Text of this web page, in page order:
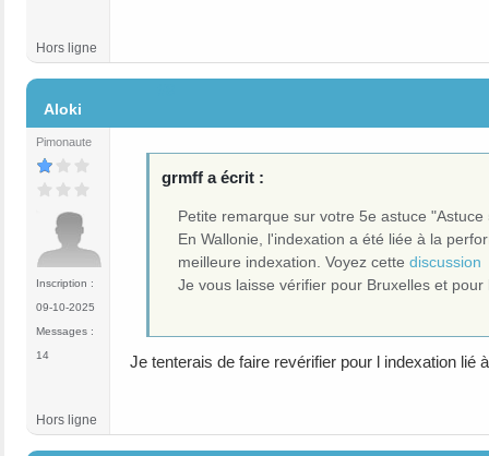
Hors ligne
Aloki
Pimonaute
Inscription :
09-10-2025
Messages :
14
grmff a écrit :
Petite remarque sur votre 5e astuce
En Wallonie, l'indexation a été liée à la
meilleure indexation. Voyez cettediscussion
Je vous laisse vérifier pour Bruxelles et pour
Je tenterais de faire revérifier pour l indexation
Hors ligne